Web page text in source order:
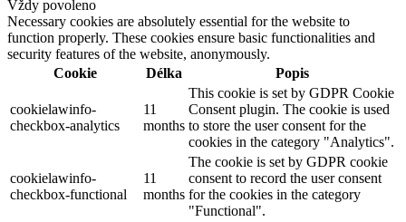
Vždy povoleno
Necessary cookies are absolutely essential for the website to
function properly. These cookies ensure basic functionalities and
security features of the website, anonymously.
Cookie
Délka Popis
cookielawinfo-
checkbox-analytics
11
months
This cookie is set by GDPR Cookie
Consent plugin. The cookie is used
to store the user consent for the
cookies in the category "Analytics".
cookielawinfo-
checkbox-functional
11
months
The cookie is set by GDPR cookie
consent to record the user consent
for the cookies in the category
"Functional".